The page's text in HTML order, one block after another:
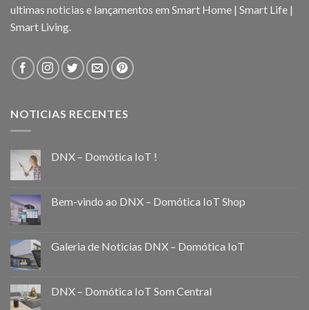
ultimas noticias e lançamentos em Smart Home | Smart Life |
Smart Living.
NOTICIAS RECENTES
DNX – Domótica IoT !
Bem-vindo ao DNX – Domótica IoT Shop
Galeria de Noticias DNX – Domótica IoT
DNX – Domótica IoT Som Central